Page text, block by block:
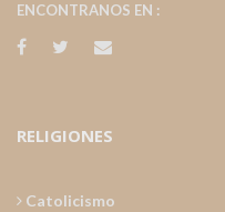
ENCONTRANOS EN :
RELIGIONES
Catolicismo